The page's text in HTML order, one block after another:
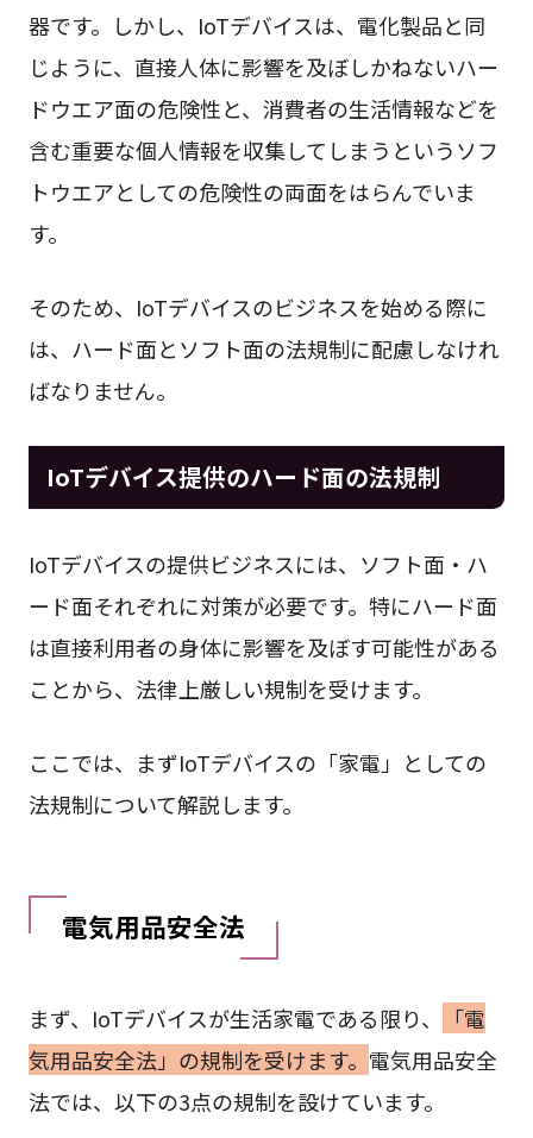
器です。しかし、IoTデバイスは、電化製品と同
じように、直接人体に影響を及ぼしかねないハー
ドウエア面の危険性と、消費者の生活情報などを
含む重要な個人情報を収集してしまうというソフ
トウエアとしての危険性の両面をはらんでいま
す。
そのため、IoTデバイスのビジネスを始める際に
は、ハード面とソフト面の法規制に配慮しなけれ
ばなりません。
IoTデバイス提供のハード面の法規制
IoTデバイスの提供ビジネスには、ソフト面・ハ
ード面それぞれに対策が必要です。特にハード面
は直接利用者の身体に影響を及ぼす可能性がある
ことから、法律上厳しい規制を受けます。
ここでは、まずIoTデバイスの「家電」としての
法規制について解説します。
電気用品安全法
まず、IoTデバイスが生活家電である限り、
「電
気用品安全法」の規制を受けます。 電気用品安全
法では、以下の3点の規制を設けています。